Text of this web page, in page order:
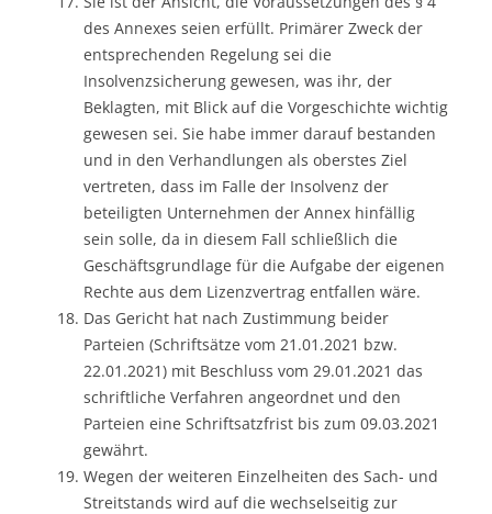
des Annexes seien erfüllt. Primärer Zweck der
entsprechenden Regelung sei die
Insolvenzsicherung gewesen, was ihr, der
Beklagten, mit Blick auf die Vorgeschichte wichtig
gewesen sei. Sie habe immer darauf bestanden
und in den Verhandlungen als oberstes Ziel
vertreten, dass im Falle der Insolvenz der
beteiligten Unternehmen der Annex hinfällig
sein solle, da in diesem Fall schließlich die
Geschäftsgrundlage für die Aufgabe der eigenen
Rechte aus dem Lizenzvertrag entfallen wäre.
Das Gericht hat nach Zustimmung beider
Parteien (Schriftsätze vom 21.01.2021 bzw.
22.01.2021) mit Beschluss vom 29.01.2021 das
schriftliche Verfahren angeordnet und den
Parteien eine Schriftsatzfrist bis zum 09.03.2021
gewährt.
Wegen der weiteren Einzelheiten des Sach- und
Streitstands wird auf die wechselseitig zur